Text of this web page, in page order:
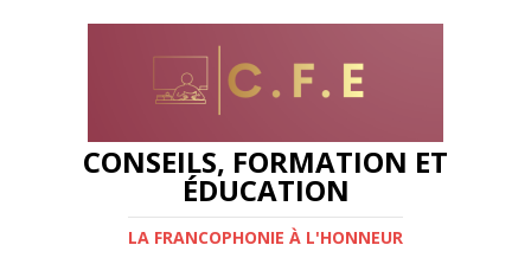
CONSEILS, FORMATION ET
ÉDUCATION
LA FRANCOPHONIE À L'HONNEUR